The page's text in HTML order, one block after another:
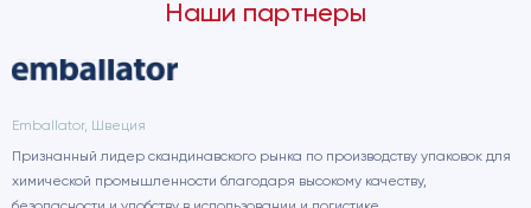
Наши партнеры
Emballator, Швеция
Признанный лидер скандинавского рынка по производству упаковок для
химической промышленности благодаря высокому качеству,